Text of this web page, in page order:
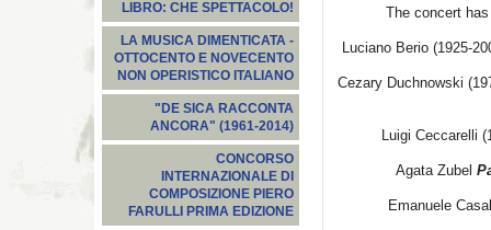
LIBRO: CHE SPETTACOLO!
LA MUSICA DIMENTICATA -
OTTOCENTO E NOVECENTO
NON OPERISTICO ITALIANO
"DE SICA RACCONTA
ANCORA" (1961-2014)
CONCORSO
INTERNAZIONALE DI
COMPOSIZIONE PIERO
FARULLI PRIMA EDIZIONE
The concert
Luciano Berio (1925-
Cezary Duchnowski
Luigi Ceccarelli
Agata Zubel
Emanuele